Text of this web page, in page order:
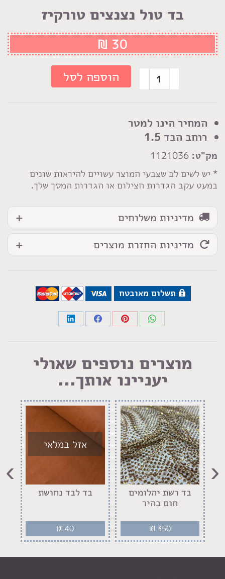
בד טול נצנצים טורקיז
המחיר הינו למטר
רוחב הבד 1.5
מק"ט:
* יש לשים לב שצבעי המוצר עשויים להיראות שונים
במעט עקב הגדרות הצילום או הגדרות המסך שלך.
₪ 30
כמות
של
נצנצים
טורקיז
הוספה לסל
מדיניות משלוחים
מדיניות החזרת מוצרים
תשלום מאובטח
Share
Share
Share
Share
LinkedIn
מוצרים נוספים שאולי
יעניינו אותך...
בד רשת יהלומים
חום בהיר
₪ 350
אזל במלאי
בד לבד נחושת
₪ 40
‹
›